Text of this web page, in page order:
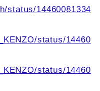
status/14460081334
status/14460
status/14460